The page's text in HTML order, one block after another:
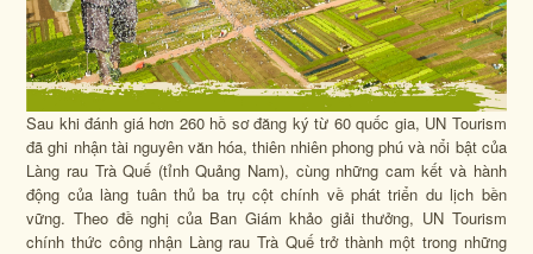
Sau khi đánh giá hơn 260 hồ sơ đăng ký từ 60 quốc gia, UN Tourism
đã ghi nhận tài nguyên văn hóa, thiên nhiên phong phú và nổi bật của
Làng rau Trà Quế (tỉnh Quảng Nam), cùng những cam kết và hành
động của làng tuân thủ ba trụ cột chính về phát triển du lịch bền
vững. Theo đề nghị của Ban Giám khảo giải thưởng, UN Tourism
chính thức công nhận Làng rau Trà Quế trở thành một trong những